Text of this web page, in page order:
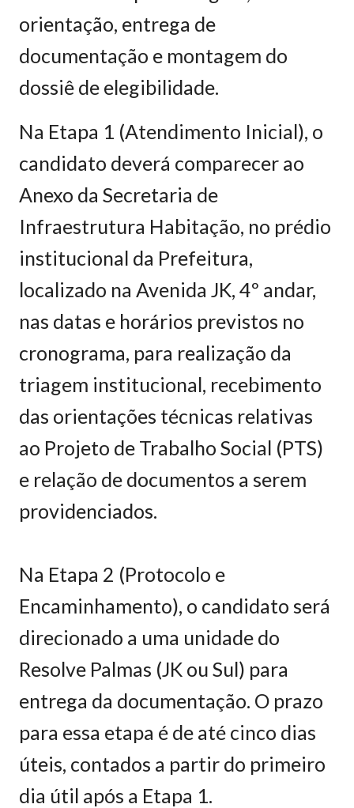
orientação, entrega de
documentação e montagem do
dossiê de elegibilidade.
Na Etapa 1 (Atendimento Inicial), o
candidato deverá comparecer ao
Anexo da Secretaria de
Infraestrutura Habitação, no prédio
institucional da Prefeitura,
localizado na Avenida JK, 4º andar,
nas datas e horários previstos no
cronograma, para realização da
triagem institucional, recebimento
das orientações técnicas relativas
ao Projeto de Trabalho Social (PTS)
e relação de documentos a serem
providenciados.
Na Etapa 2 (Protocolo e
Encaminhamento), o candidato será
direcionado a uma unidade do
Resolve Palmas (JK ou Sul) para
entrega da documentação. O prazo
para essa etapa é de até cinco dias
úteis, contados a partir do primeiro
dia útil após a Etapa 1.